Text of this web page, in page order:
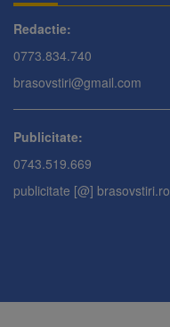
Redactie:
0773.834.740
brasovstiri@gmail.com
Publicitate:
0743.519.669
publicitate [@] brasovstiri.ro